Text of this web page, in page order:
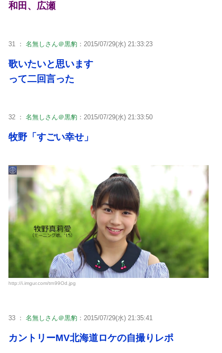
和田、広瀬
31 ： 名無しさん＠黒豹 ：2015/07/29(水) 21:33:23
歌いたいと思います
って二回言った
32 ： 名無しさん＠黒豹 ：2015/07/29(水) 21:33:50
牧野「すごい幸せ」
http://i.imgur.com/trn99Od.jpg
33 ： 名無しさん＠黒豹 ：2015/07/29(水) 21:35:41
カントリーMV北海道ロケの自撮りレポ